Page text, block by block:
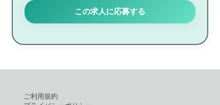
この求人に応募する
ご利用規約